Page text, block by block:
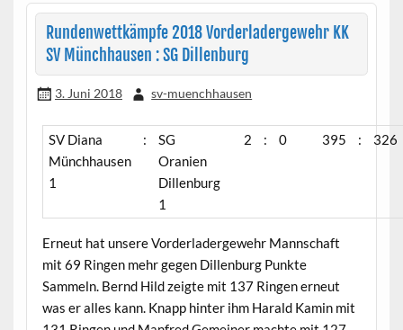
Rundenwettkämpfe 2018 Vorderladergewehr KK
SV Münchhausen : SG Dillenburg
3. Juni 2018 sv-muenchhausen
SV Diana
Münchhausen
1
:
SG
Oranien
Dillenburg
1
2 : 0 395 : 326
Erneut hat unsere Vorderladergewehr Mannschaft
mit 69 Ringen mehr gegen Dillenburg Punkte
Sammeln. Bernd Hild zeigte mit 137 Ringen erneut
was er alles kann. Knapp hinter ihm Harald Kamin mit